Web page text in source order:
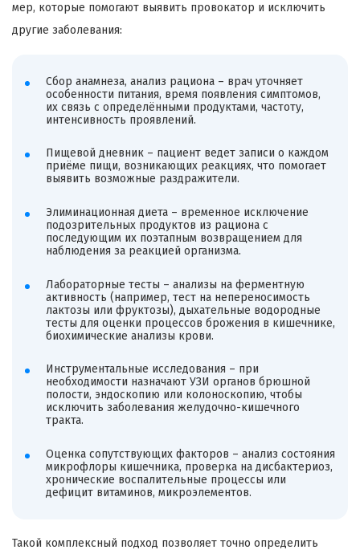
мер, которые помогают выявить провокатор и исключить
другие заболевания:
Сбор анамнеза, анализ рациона – врач уточняет
особенности питания, время появления симптомов,
их связь с определёнными продуктами, частоту,
интенсивность проявлений.
Пищевой дневник – пациент ведет записи о каждом
приёме пищи, возникающих реакциях, что помогает
выявить возможные раздражители.
Элиминационная диета – временное исключение
подозрительных продуктов из рациона с
последующим их поэтапным возвращением для
наблюдения за реакцией организма.
Лабораторные тесты – анализы на ферментную
активность (например, тест на непереносимость
лактозы или фруктозы), дыхательные водородные
тесты для оценки процессов брожения в кишечнике,
биохимические анализы крови.
Инструментальные исследования – при
необходимости назначают УЗИ органов брюшной
полости, эндоскопию или колоноскопию, чтобы
исключить заболевания желудочно-кишечного
тракта.
Оценка сопутствующих факторов – анализ состояния
микрофлоры кишечника, проверка на дисбактериоз,
хронические воспалительные процессы или
дефицит витаминов, микроэлементов.
Такой комплексный подход позволяет точно определить